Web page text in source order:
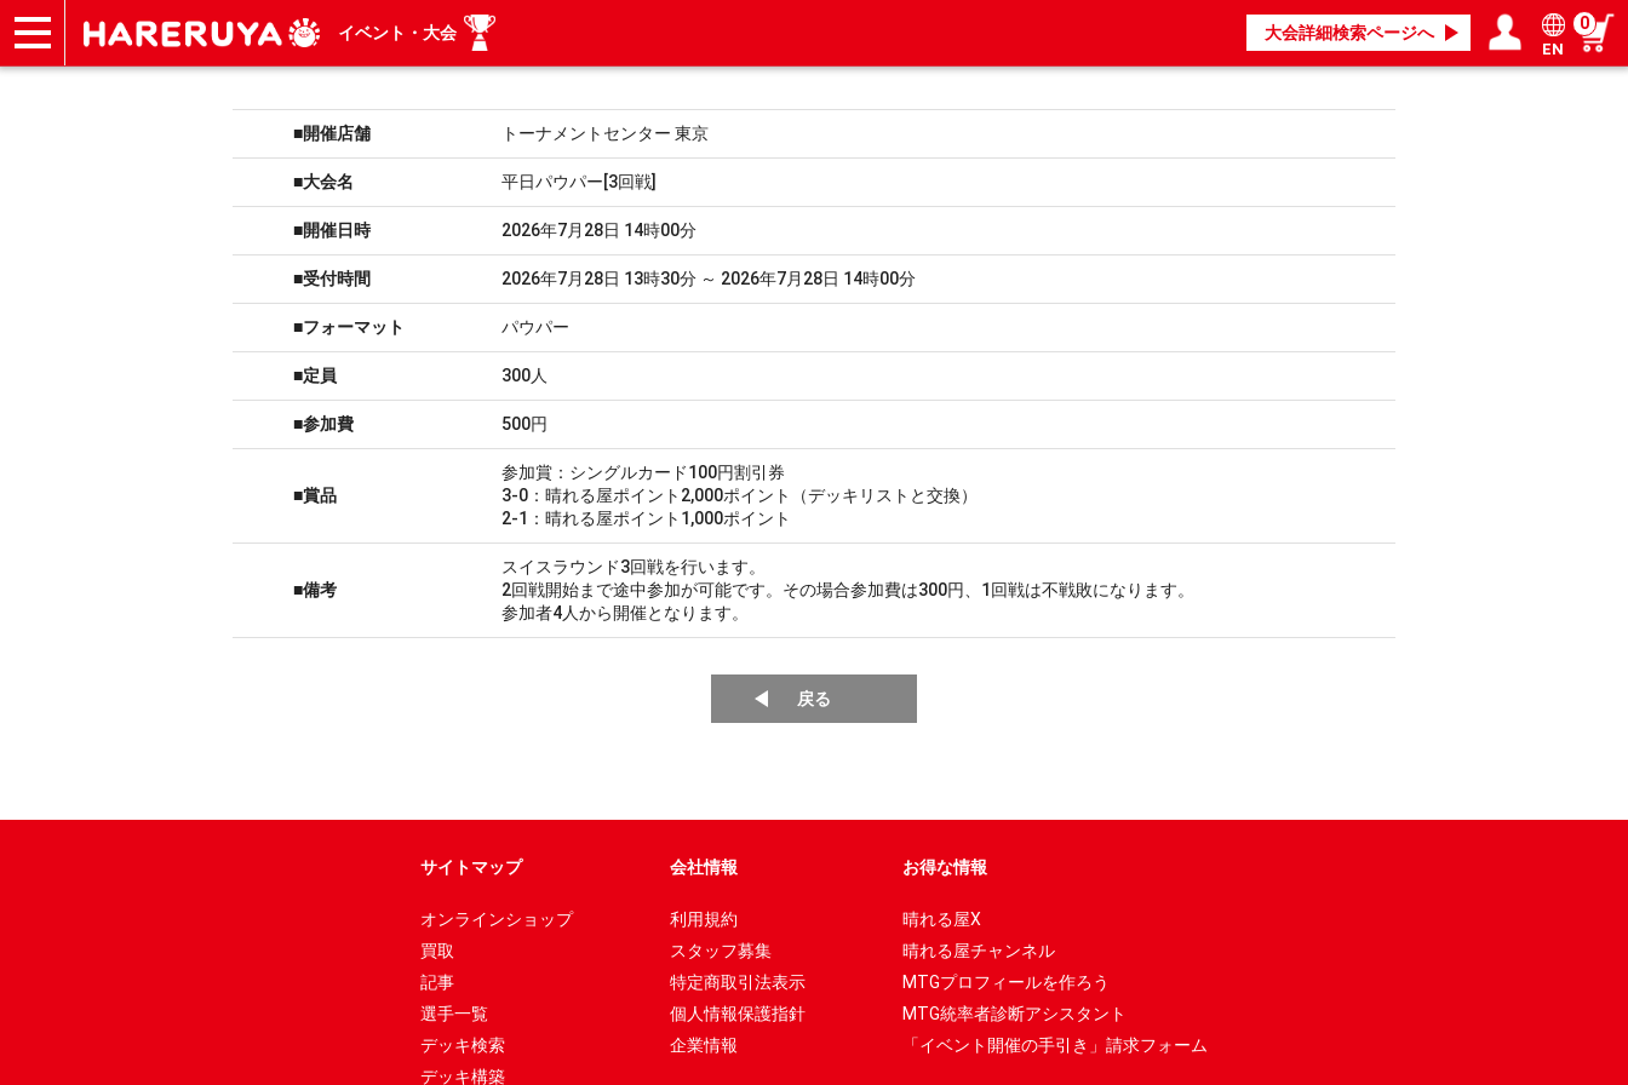
イベント・大会 大会詳細検索ページへ
EN
0
■開催店舗 トーナメントセンター 東京
■大会名 平日パウパー[3回戦]
■開催日時 2026年7月28日 14時00分
■受付時間 2026年7月28日 13時30分 ～ 2026年7月28日 14時00分
■フォーマット パウパー
■定員 300人
■参加費 500円
■賞品
参加賞：シングルカード100円割引券
3-0：晴れる屋ポイント2,000ポイント（デッキリストと交換）
2-1：晴れる屋ポイント1,000ポイント
■備考
スイスラウンド3回戦を行います。
2回戦開始まで途中参加が可能です。その場合参加費は300円、1回戦は不戦敗になります。
参加者4人から開催となります。
戻る
サイトマップ
オンラインショップ
買取
記事
選手一覧
デッキ検索
デッキ構築
会社情報
利用規約
スタッフ募集
特定商取引法表示
個人情報保護指針
企業情報
お得な情報
晴れる屋X
晴れる屋チャンネル
MTGプロフィールを作ろう
MTG統率者診断アシスタント
「イベント開催の手引き」請求フォーム